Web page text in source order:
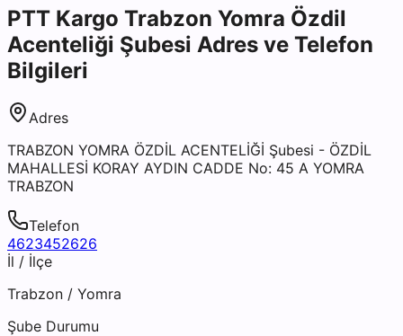
PTT Kargo Trabzon Yomra Özdil
Acenteliği Şubesi Adres ve Telefon
Bilgileri
Adres
TRABZON YOMRA ÖZDİL ACENTELİĞİ Şubesi - ÖZDİL
MAHALLESİ KORAY AYDIN CADDE No: 45 A YOMRA
TRABZON
Telefon
4623452626
İl / İlçe
Trabzon / Yomra
Şube Durumu